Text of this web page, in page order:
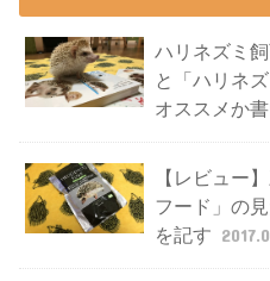
ハリネズミ
と「ハリネ
オススメか
【レビュー
フード」の
を記す